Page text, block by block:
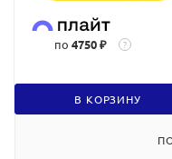
по 4750 ₽ ?
В КОРЗИНУ